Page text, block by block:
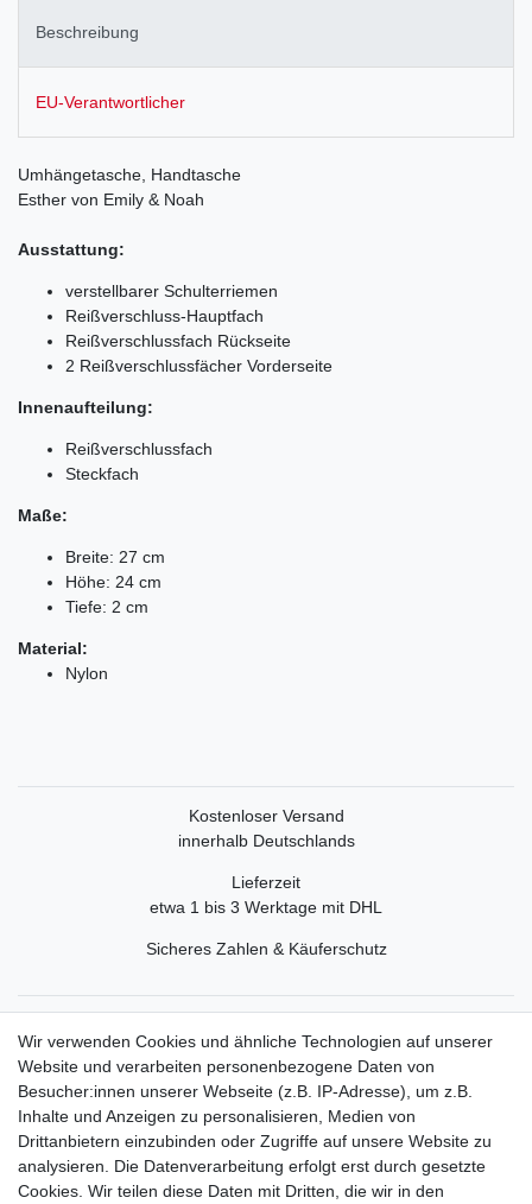
Beschreibung
EU-Verantwortlicher
Umhängetasche, Handtasche
Esther von Emily & Noah
Ausstattung:
verstellbarer Schulterriemen
Reißverschluss-Hauptfach
Reißverschlussfach Rückseite
2 Reißverschlussfächer Vorderseite
Innenaufteilung:
Reißverschlussfach
Steckfach
Maße:
Breite: 27 cm
Höhe: 24 cm
Tiefe: 2 cm
Material:
Nylon
Kostenloser Versand
innerhalb Deutschlands
Lieferzeit
etwa 1 bis 3 Werktage mit DHL
Sicheres Zahlen & Käuferschutz
Rechtliche Informationen
Widerrufsrecht
Widerrufsformular
Wir verwenden Cookies und ähnliche Technologien auf unserer
Website und verarbeiten personenbezogene Daten von
Besucher:innen unserer Webseite (z.B. IP-Adresse), um z.B.
Inhalte und Anzeigen zu personalisieren, Medien von
Drittanbietern einzubinden oder Zugriffe auf unsere Website zu
analysieren. Die Datenverarbeitung erfolgt erst durch gesetzte
Cookies. Wir teilen diese Daten mit Dritten, die wir in den